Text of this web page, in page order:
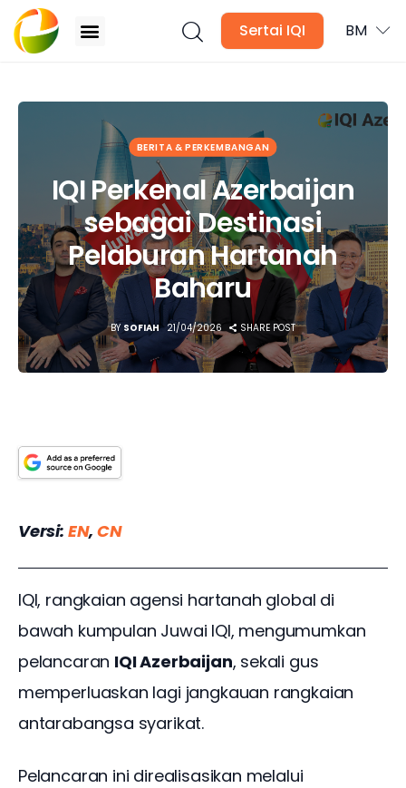
Sertai IQI BM
Blog
Surat Berita
Kandungan Media
Asas Hartanah
Pasaran Global
Pasaran Tempatan
BERITA & PERKEMBANGAN
IQI Perkenal Azerbaijan
sebagai Destinasi
Pelaburan Hartanah
Baharu
BY SOFIAH 21/04/2026 SHARE POST
Versi: EN, CN
IQI, rangkaian agensi hartanah global di
bawah kumpulan Juwai IQI, mengumumkan
pelancaran IQI Azerbaijan, sekali gus
memperluaskan lagi jangkauan rangkaian
antarabangsa syarikat.
Pelancaran ini direalisasikan melalui